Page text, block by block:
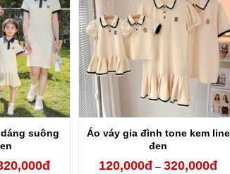
suông
đKhoảng
Áo váy gia đình tone kem line
đen
120,000đ – 320,000đ